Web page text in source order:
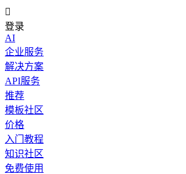

登录
AI
企业服务
解决方案
API服务
推荐
模板社区
价格
入门教程
知识社区
免费使用